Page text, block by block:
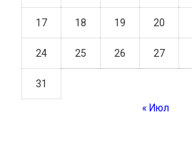
17 18 19 20
24 25 26 27
31
« Июл